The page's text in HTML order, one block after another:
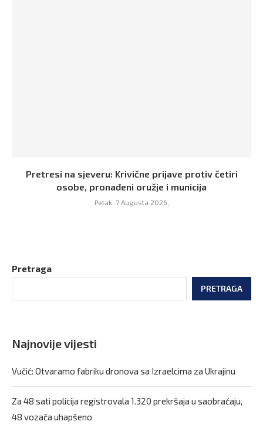
Pretresi na sjeveru: Krivične prijave protiv četiri
osobe, pronađeni oružje i municija
Petak, 7 Augusta 2026,
Pretraga
PRETRAGA
Najnovije vijesti
Vučić: Otvaramo fabriku dronova sa Izraelcima za Ukrajinu
Za 48 sati policija registrovala 1.320 prekršaja u saobraćaju,
48 vozača uhapšeno